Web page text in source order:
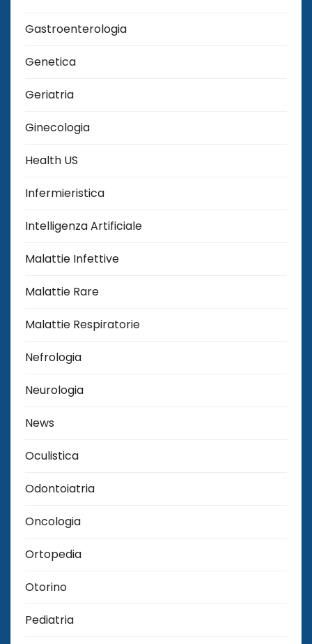
Gastroenterologia
Genetica
Geriatria
Ginecologia
Health US
Infermieristica
Intelligenza Artificiale
Malattie Infettive
Malattie Rare
Malattie Respiratorie
Nefrologia
Neurologia
News
Oculistica
Odontoiatria
Oncologia
Ortopedia
Otorino
Pediatria